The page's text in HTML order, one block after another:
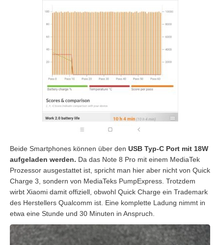
Beide Smartphones können über den USB Typ-C Port mit 18W
aufgeladen werden. Da das Note 8 Pro mit einem MediaTek
Prozessor ausgestattet ist, spricht man hier aber nicht von Quick
Charge 3, sondern von MediaTeks PumpExpress. Trotzdem
wirbt Xiaomi damit offiziell, obwohl Quick Charge ein Trademark
des Herstellers Qualcomm ist. Eine komplette Ladung nimmt in
etwa eine Stunde und 30 Minuten in Anspruch.